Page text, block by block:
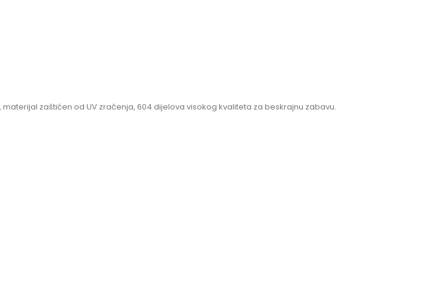
zaštićen od UV zračenja, 604 dijelova visokog kvaliteta za beskrajnu zabavu.